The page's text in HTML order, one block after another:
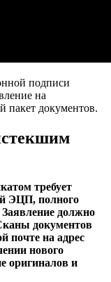
подписи
на
пакет документов.
требует
ЭЦП, полного
должно
документов
почте на адрес
нового
оригиналов и